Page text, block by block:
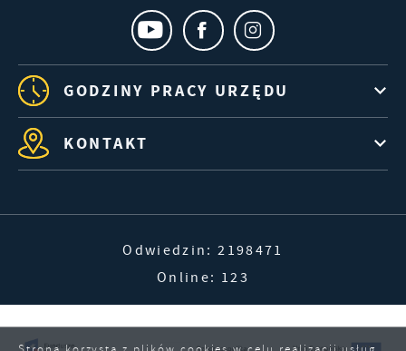
GODZINY PRACY URZĘDU
KONTAKT
Odwiedzin: 2198471
Online: 123